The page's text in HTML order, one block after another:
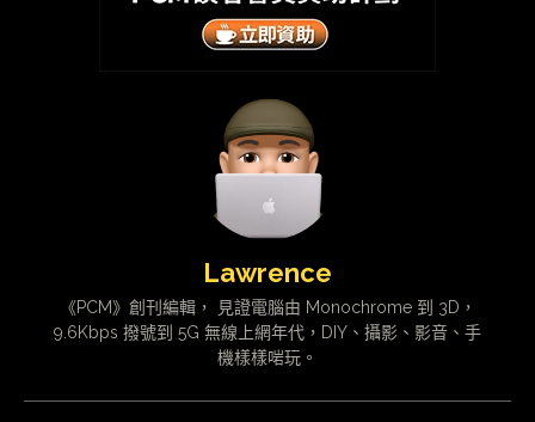
Lawrence
《PCM》創刊編輯， 見證電腦由 Monochrome 到 3D，
9.6Kbps 撥號到 5G 無線上網年代，DIY、攝影、影音、手
機樣樣啱玩。